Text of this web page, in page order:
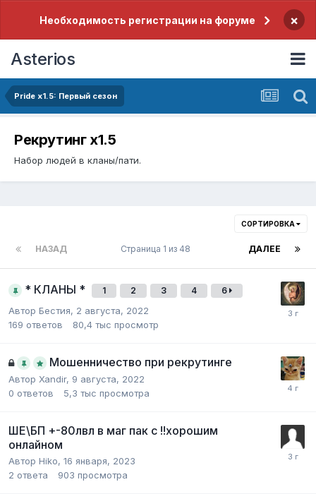
Необходимость регистрации на форуме ×
Asterios
Pride х1.5: Первый сезон
Рекрутинг х1.5
Набор людей в кланы/пати.
СОРТИРОВКА
НАЗАД ДАЛЕЕ
Страница 1 из 48
* КЛАНЫ * 1 2 3 4 6
Автор Бестия, 2 августа, 2022
169 ответов 80,4 тыс просмотр
Мошенничество при рекрутинге
Автор Xandir, 9 августа, 2022
0 ответов 5,3 тыс просмотра
ШЕ\БП +-80лвл в маг пак с !!хорошим
онлайном
Автор Hiko, 16 января, 2023
2 ответа 903 просмотра